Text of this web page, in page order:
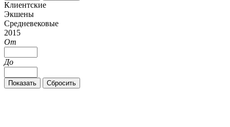
Клиентские
Экшены
Средневековые
2015
От
До